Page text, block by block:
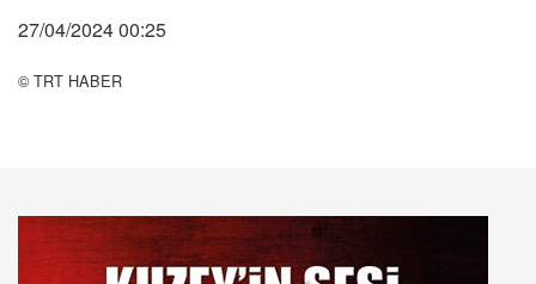
27/04/2024 00:25
© TRT HABER